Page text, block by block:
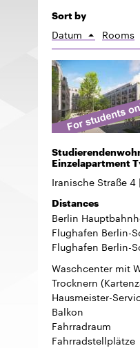
Sort by
Datum Sort
ascending
Rooms
Einzelapartment
Iranische Straße 4
Distances
Berlin
Flughafen Berlin-
Flughafen Berlin-
Waschcenter mit
Trocknern
Hausmeister-
Balkon
Fahrradraum
Fahrradstellplätze